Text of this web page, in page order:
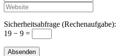
Sicherheitsabfrage (Rechenaufgabe):
19 − 9 =